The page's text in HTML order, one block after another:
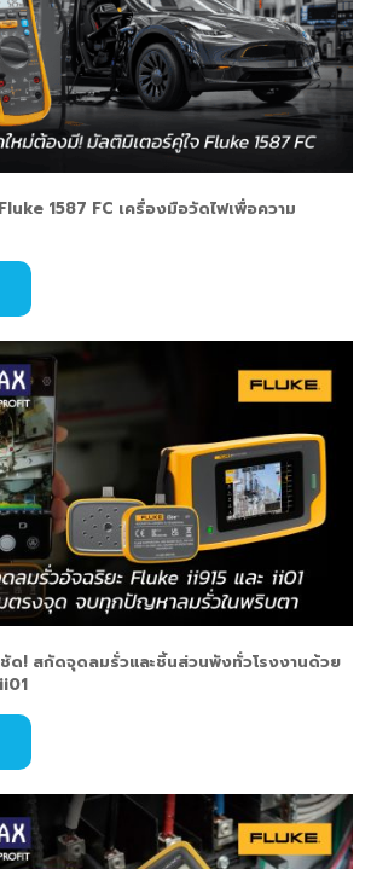
1587 FC เครื่องมือวัดไฟเพื่อความ
ด! สกัดจุดลมรั่วและชิ้นส่วนพังทั่วโรงงานด้วย